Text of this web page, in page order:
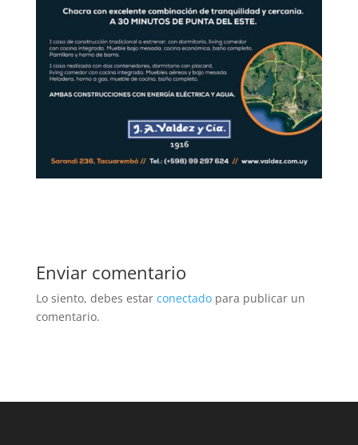
Enviar comentario
Lo siento, debes estar conectadopara publicar un
comentario.